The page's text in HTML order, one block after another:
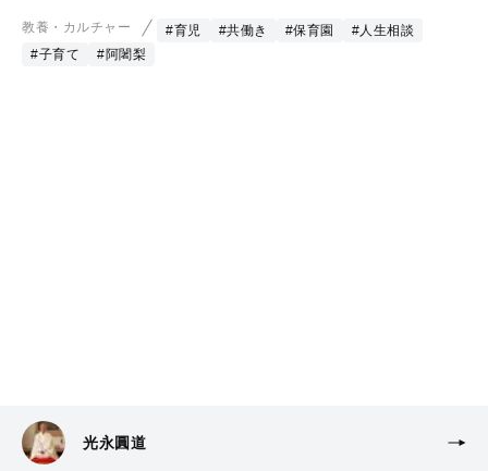
教養・カルチャー #育児 #共働き #保育園
#人生相談
#子育て
#阿闍梨
光永圓道